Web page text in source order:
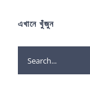
এখানে খুঁজুন
Search
for: